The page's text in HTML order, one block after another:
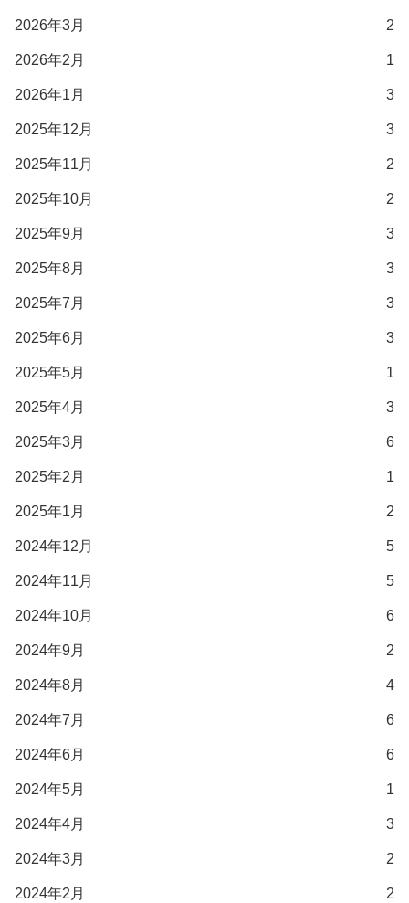
2026年3月 2
2026年2月 1
2026年1月 3
2025年12月 3
2025年11月 2
2025年10月 2
2025年9月 3
2025年8月 3
2025年7月 3
2025年6月 3
2025年5月 1
2025年4月 3
2025年3月 6
2025年2月 1
2025年1月 2
2024年12月 5
2024年11月 5
2024年10月 6
2024年9月 2
2024年8月 4
2024年7月 6
2024年6月 6
2024年5月 1
2024年4月 3
2024年3月 2
2024年2月 2